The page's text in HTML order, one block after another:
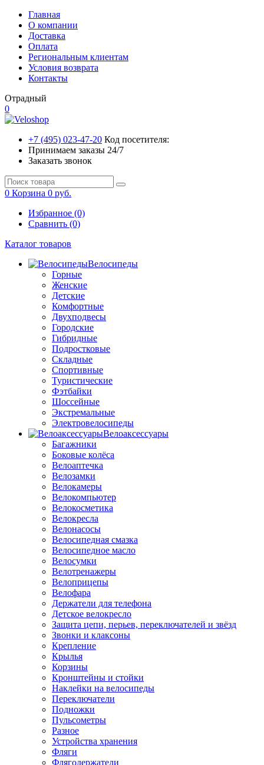
Главная
О компании
Доставка
Оплата
Региональным клиентам
Условия возврата
Контакты
Отрадный
0
+7 (495) 023-47-20 Код посетителя:
Принимаем заказы 24/7
Заказать звонок
0 Корзина 0 руб.
Избранное (0)
Сравнить (0)
Каталог товаров
Велосипеды
Горные
Женские
Детские
Комфортные
Двухподвесы
Городские
Гибридные
Подростковые
Складные
Спортивные
Туристические
Фэтбайки
Шоссейные
Экстремальные
Электровелосипеды
Велоаксессуары
Багажники
Боковые колёса
Велоаптечка
Велозамки
Велокамеры
Велокомпьютер
Велокосметика
Велокресла
Велонасосы
Велосипедная смазка
Велосипедное масло
Велосумки
Велотренажеры
Велоприцепы
Велофара
Держатели для телефона
Детское велокресло
Защита цепи, перьев, переключателей и звёзд
Звонки и клаксоны
Крепление
Крылья
Корзины
Кронштейны и стойки
Наклейки на велосипеды
Переключатели
Подножки
Пульсометры
Разное
Устройства хранения
Фляги
Флягодержатели